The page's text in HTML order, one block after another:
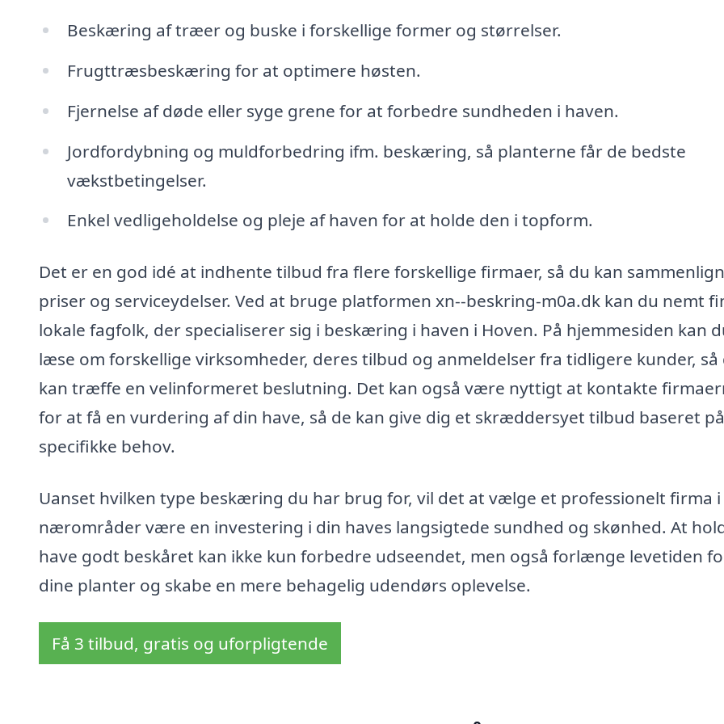
Beskæring af træer og buske i forskellige former og størrelser.
Frugttræsbeskæring for at optimere høsten.
Fjernelse af døde eller syge grene for at forbedre sundheden i haven.
Jordfordybning og muldforbedring ifm. beskæring, så planterne får de bedste
vækstbetingelser.
Enkel vedligeholdelse og pleje af haven for at holde den i topform.
Det er en god idé at indhente tilbud fra flere forskellige firmaer, så du kan
priser og serviceydelser. Ved at bruge platformen xn--beskring-m0a.dk kan du nemt
lokale fagfolk, der specialiserer sig i beskæring i haven i Hoven. På hjemmesiden kan
læse om forskellige virksomheder, deres tilbud og anmeldelser fra tidligere kunder, så
kan træffe en velinformeret beslutning. Det kan også være nyttigt at kontakte
for at få en vurdering af din have, så de kan give dig et skræddersyet tilbud baseret
specifikke behov.
Uanset hvilken type beskæring du har brug for, vil det at vælge et professionelt firma
nærområder være en investering i din haves langsigtede sundhed og skønhed. At
have godt beskåret kan ikke kun forbedre udseendet, men også forlænge levetiden
dine planter og skabe en mere behagelig udendørs oplevelse.
Få 3 tilbud, gratis og uforpligtende